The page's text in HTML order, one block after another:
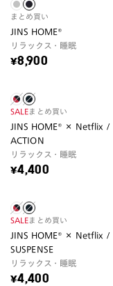
まとめ買い
JINS HOME®
リラックス・睡眠
¥8,900
SALEまとめ買い
JINS HOME® × Netflix /
ACTION
リラックス・睡眠
¥4,400
SALEまとめ買い
JINS HOME® × Netflix /
SUSPENSE
リラックス・睡眠
¥4,400